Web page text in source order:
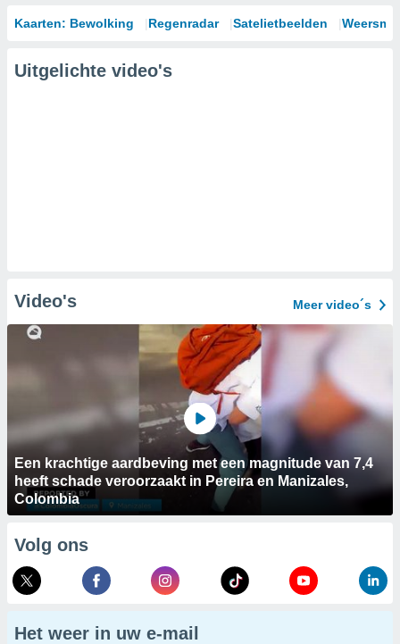
Kaarten: Bewolking Regenradar Satelietbeelden
Uitgelichte video's
Video's Meer video´s
Een krachtige aardbeving met een magnitude van 7,4
heeft schade veroorzaakt in Pereira en Manizales,
Colombia
Volg ons
Het weer in uw e-mail